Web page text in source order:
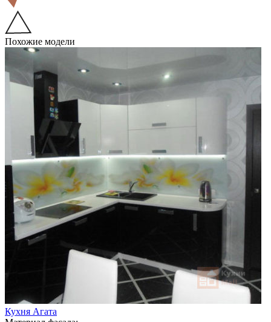
Похожие модели
Кухня Агата